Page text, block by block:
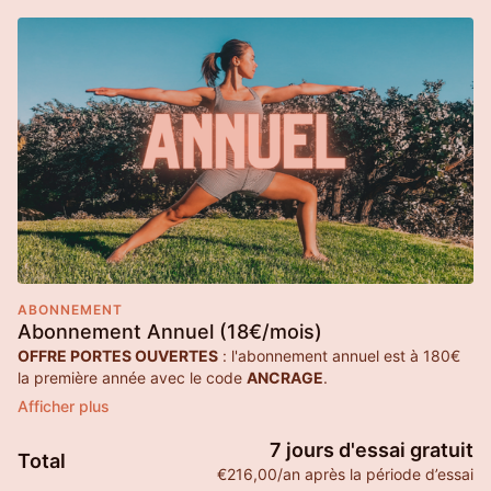
ABONNEMENT
Abonnement Annuel (18€/mois)
OFFRE PORTES OUVERTES : l'abonnement annuel est à 180€
la première année avec le code ANCRAGE.
Ensuite, l'abonnement annuel est à 216€, soit18€ / mois.
7 jours d'essai gratuit.
Total 7 jours d'essai gratuit
€216,00/an après la période d’essai